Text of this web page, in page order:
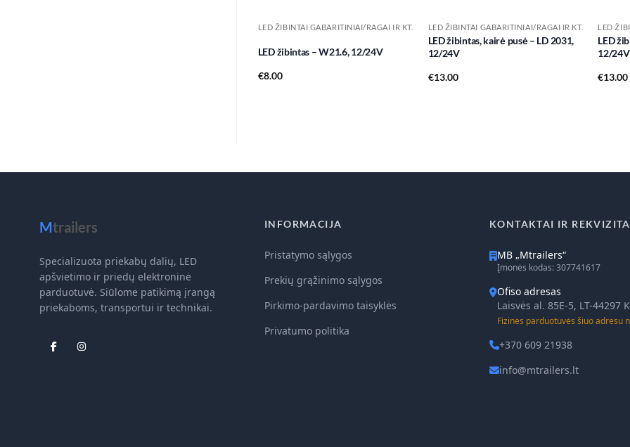
LED ŽIBINTAI GABARITINIAI/RAGAI IR KT.
LED žibintas – W21.6, 12/24V
€8.00
LED ŽIBINTAI GABARITINIAI/RAGAI IR KT.
LED žibintas, kairė pusė – LD 2031,
12/24V
€13.00
LED
LED
12/24V
€13.00
Mtrailers
Specializuota priekabų dalių, LED
apšvietimo ir priedų elektroninė
parduotuvė. Siūlome patikimą įrangą
priekaboms, transportui ir technikai.
INFORMACIJA
Pristatymo sąlygos
Prekių grąžinimo sąlygos
Pirkimo-pardavimo taisyklės
Privatumo politika
KONTAKTAI IR
MB „Mtrailers“
Įmonės kodas: 307741617
Ofiso adresas
Laisvės al. 85E-5, LT-44297
Fizinės parduotuvės šiuo adresu
+370 609 21938
info@mtrailers.lt